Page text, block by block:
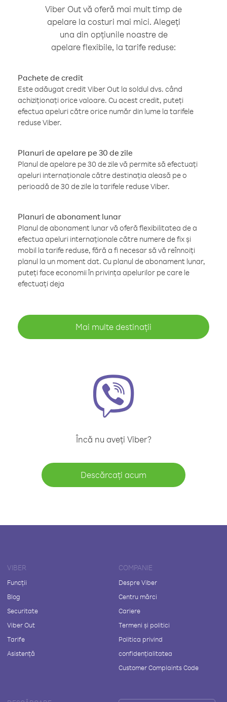
Viber Out vă oferă mai mult timp de
apelare la costuri mai mici. Alegeți
una din opțiunile noastre de
apelare flexibile, la tarife reduse:
Pachete de credit
Este adăugat credit Viber Out la soldul dvs. când
achiziționați orice valoare. Cu acest credit, puteți
efectua apeluri către orice număr din lume la tarifele
reduse Viber.
Planuri de apelare pe 30 de zile
Planul de apelare pe 30 de zile vă permite să efectuați
apeluri internaționale către destinația aleasă pe o
perioadă de 30 de zile la tarifele reduse Viber.
Planuri de abonament lunar
Planul de abonament lunar vă oferă flexibilitatea de a
efectua apeluri internaționale către numere de fix și
mobil la tarife reduse, fără a fi necesar să vă reînnoiți
planul la un moment dat. Cu planul de abonament lunar,
puteți face economii în privința apelurilor pe care le
efectuați deja
Mai multe destinații
Încă nu aveți Viber?
Descărcați acum
VIBER
Funcții
Blog
Securitate
Viber Out
Tarife
Asistență
COMPANIE
Despre Viber
Centru mărci
Cariere
Termeni și politici
Politica privind
confidențialitatea
Customer Complaints Code